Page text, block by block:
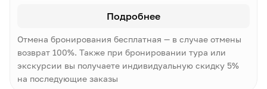
Подробнее
Отмена бронирования бесплатная — в случае отмены
возврат 100%. Также при бронировании тура или
экскурсии вы получаете индивидуальную скидку 5%
на последующие заказы